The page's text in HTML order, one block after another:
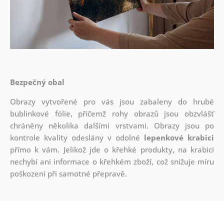
Bezpečný obal
Obrazy vytvořené pro vás jsou zabaleny do hrubé
bublinkové fólie, přičemž rohy obrazů jsou obzvlášť
chráněny několika dalšími vrstvami. Obrazy jsou po
kontrole kvality odeslány v odolné lepenkové krabici
přímo k vám. Jelikož jde o křehké produkty, na krabici
nechybí ani informace o křehkém zboží, což snižuje míru
poškození při samotné přepravě.